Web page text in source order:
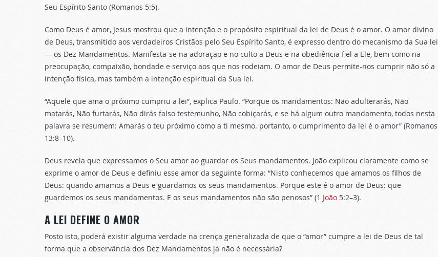
Seu Espírito Santo (Romanos 5:5).
Como Deus é amor, Jesus mostrou que a intenção e o propósito espiritual da lei de Deus é o amor. O amor divino
de Deus, transmitido aos verdadeiros Cristãos pelo Seu Espírito Santo, é expresso dentro do mecanismo da Sua lei
— os Dez Mandamentos. Manifesta-se na adoração e no culto a Deus e na obediência fiel a Ele, bem como na
preocupação, compaixão, bondade e serviço aos que nos rodeiam. O amor de Deus permite-nos cumprir não só a
intenção física, mas também a intenção espiritual da Sua lei.
“Aquele que ama o próximo cumpriu a lei”, explica Paulo. “Porque os mandamentos: Não adulterarás, Não
matarás, Não furtarás, Não dirás falso testemunho, Não cobiçarás, e se há algum outro mandamento, todos nesta
palavra se resumem: Amarás o teu próximo como a ti mesmo. portanto, o cumprimento da lei é o amor” (Romanos
13:8–10).
Deus revela que expressamos o Seu amor ao guardar os Seus mandamentos. João explicou claramente como se
exprime o amor de Deus e definiu esse amor da seguinte forma: “Nisto conhecemos que amamos os filhos de
Deus: quando amamos a Deus e guardamos os seus mandamentos. Porque este é o amor de Deus: que
guardemos os seus mandamentos. E os seus mandamentos não são penosos” (1 João 5:2–3).
A LEI DEFINE O AMOR
Posto isto, poderá existir alguma verdade na crença generalizada de que o “amor” cumpre a lei de Deus de tal
forma que a observância dos Dez Mandamentos já não é necessária?